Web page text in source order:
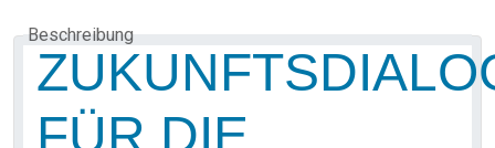
Beschreibung
FÜR DIE